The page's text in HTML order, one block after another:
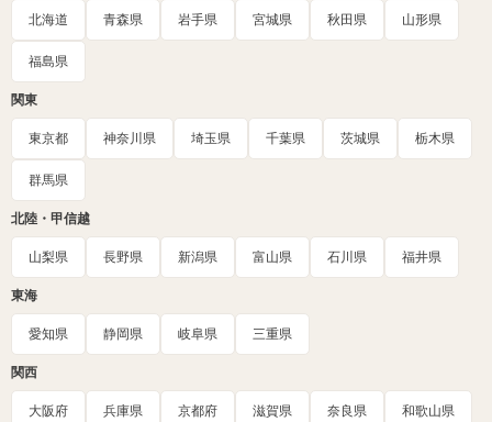
北海道 青森県 岩手県 宮城県 秋田県 山形県
福島県
関東
東京都 神奈川県 埼玉県 千葉県 茨城県 栃木県
群馬県
北陸・甲信越
山梨県 長野県 新潟県 富山県 石川県 福井県
東海
愛知県 静岡県 岐阜県 三重県
関西
大阪府 兵庫県 京都府 滋賀県 奈良県 和歌山県